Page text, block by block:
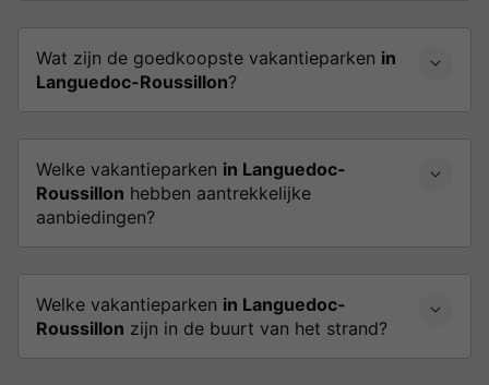
Wat zijn de goedkoopste vakantieparken in
Languedoc-Roussillon?
Welke vakantieparken in Languedoc-
Roussillon hebben aantrekkelijke
aanbiedingen?
Welke vakantieparken in Languedoc-
Roussillon zijn in de buurt van het strand?